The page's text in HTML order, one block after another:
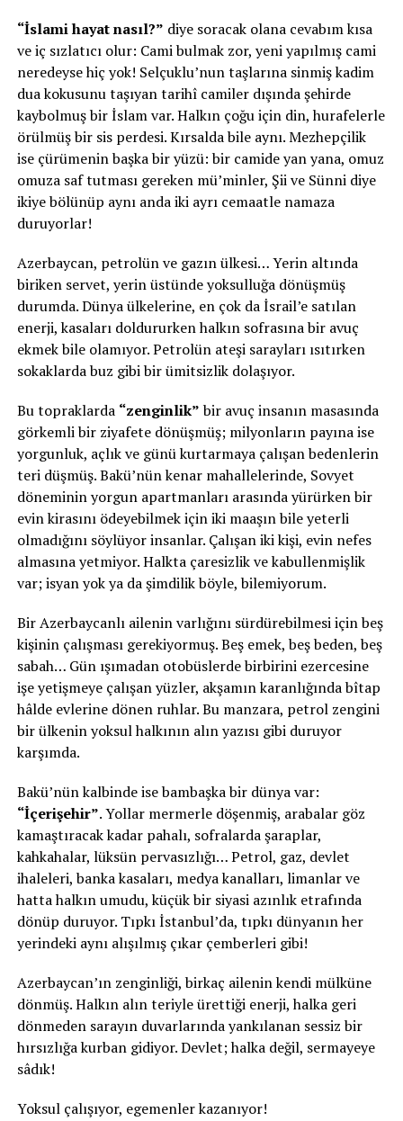
“İslami hayat nasıl?” diye soracak olana cevabım kısa
ve iç sızlatıcı olur: Cami bulmak zor, yeni yapılmış cami
neredeyse hiç yok! Selçuklu’nun taşlarına sinmiş kadim
dua kokusunu taşıyan tarihî camiler dışında şehirde
kaybolmuş bir İslam var. Halkın çoğu için din, hurafelerle
örülmüş bir sis perdesi. Kırsalda bile aynı. Mezhepçilik
ise çürümenin başka bir yüzü: bir camide yan yana, omuz
omuza saf tutması gereken mü’minler, Şii ve Sünni diye
ikiye bölünüp aynı anda iki ayrı cemaatle namaza
duruyorlar!
Azerbaycan, petrolün ve gazın ülkesi… Yerin altında
biriken servet, yerin üstünde yoksulluğa dönüşmüş
durumda. Dünya ülkelerine, en çok da İsrail’e satılan
enerji, kasaları doldururken halkın sofrasına bir avuç
ekmek bile olamıyor. Petrolün ateşi sarayları ısıtırken
sokaklarda buz gibi bir ümitsizlik dolaşıyor.
Bu topraklarda “zenginlik”bir avuç insanın masasında
görkemli bir ziyafete dönüşmüş; milyonların payına ise
yorgunluk, açlık ve günü kurtarmaya çalışan bedenlerin
teri düşmüş. Bakü’nün kenar mahallelerinde, Sovyet
döneminin yorgun apartmanları arasında yürürken bir
evin kirasını ödeyebilmek için iki maaşın bile yeterli
olmadığını söylüyor insanlar. Çalışan iki kişi, evin nefes
almasına yetmiyor. Halkta çaresizlik ve kabullenmişlik
var; isyan yok ya da şimdilik böyle, bilemiyorum.
Bir Azerbaycanlı ailenin varlığını sürdürebilmesi için beş
kişinin çalışması gerekiyormuş. Beş emek, beş beden, beş
sabah… Gün ışımadan otobüslerde birbirini ezercesine
işe yetişmeye çalışan yüzler, akşamın karanlığında bîtap
hâlde evlerine dönen ruhlar. Bu manzara, petrol zengini
bir ülkenin yoksul halkının alın yazısı gibi duruyor
karşımda.
Bakü’nün kalbinde ise bambaşka bir dünya var:
“İçerişehir”. Yollar mermerle döşenmiş, arabalar göz
kamaştıracak kadar pahalı, sofralarda şaraplar,
kahkahalar, lüksün pervasızlığı… Petrol, gaz, devlet
ihaleleri, banka kasaları, medya kanalları, limanlar ve
hatta halkın umudu, küçük bir siyasi azınlık etrafında
dönüp duruyor. Tıpkı İstanbul’da, tıpkı dünyanın her
yerindeki aynı alışılmış çıkar çemberleri gibi!
Azerbaycan’ın zenginliği, birkaç ailenin kendi mülküne
dönmüş. Halkın alın teriyle ürettiği enerji, halka geri
dönmeden sarayın duvarlarında yankılanan sessiz bir
hırsızlığa kurban gidiyor. Devlet; halka değil, sermayeye
sâdık!
Yoksul çalışıyor, egemenler kazanıyor!